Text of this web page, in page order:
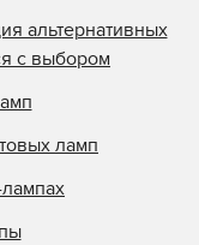
альтернативных
с выбором
ламп